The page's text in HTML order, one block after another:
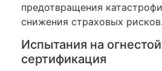
предотвращения
снижения страховых рисков.
Испытания на
сертификация